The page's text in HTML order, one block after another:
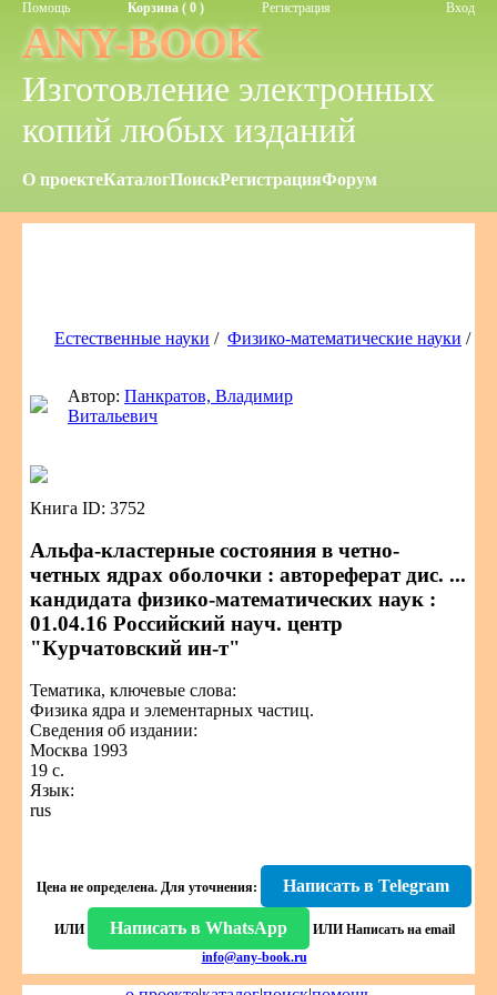
Помощь Корзина ( 0 ) Регистрация Вход
ANY-BOOK
Изготовление электронных
копий любых изданий
О проектеКаталогПоискРегистрацияФорум
Естественные науки / Физико-математические науки /
Автор: Панкратов, Владимир
Витальевич
Книга ID: 3752
Альфа-кластерные состояния в четно-
четных ядрах оболочки : автореферат дис. ...
кандидата физико-математических наук :
01.04.16 Российский науч. центр
"Курчатовский ин-т"
Тематика, ключевые слова:
Физика ядра и элементарных частиц.
Сведения об издании:
Москва 1993
19 с.
Язык:
rus
Цена не определена. Для уточнения: Написать в Telegram
ИЛИ Написать в WhatsApp ИЛИ Написать на email
info@any-book.ru